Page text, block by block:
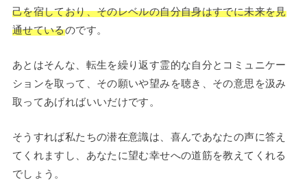
己を宿しており、そのレベルの自分自身はすでに未来を見
通せているのです。
あとはそんな、転生を繰り返す霊的な自分とコミュニケー
ションを取って、その願いや望みを聴き、その意思を汲み
取ってあげればいいだけです。
そうすれば私たちの潜在意識は、喜んであなたの声に答え
てくれますし、あなたに望む幸せへの道筋を教えてくれる
でしょう。